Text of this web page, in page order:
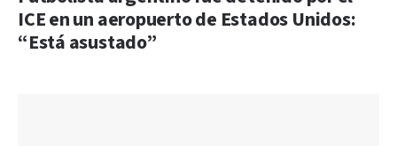
ICE en un aeropuerto de Estados Unidos:
“Está asustado”